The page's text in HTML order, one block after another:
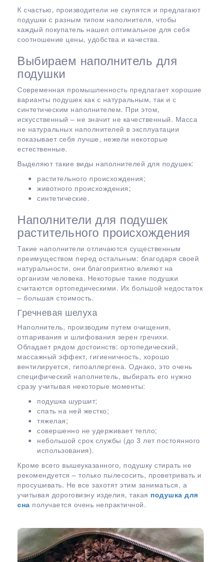
К счастью, производители не скупятся и предлагают
подушки с разным типом наполнителя, чтобы
каждый покупатель нашел оптимальное для себя
соотношение цены, удобства и качества.
Выбираем наполнитель для
подушки
Современная промышленность предлагает хорошие
варианты подушек как с натуральным, так и с
синтетическим наполнителем. При этом,
искусственный – не значит не качественный. Масса
не натуральных наполнителей в эксплуатации
показывает себя лучше, нежели некоторые
естественные.
Выделяют такие виды наполнителей для подушек:
растительного происхождения;
животного происхождения;
синтетические.
Наполнители для подушек
растительного происхождения
Такие наполнители отличаются существенным
преимуществом перед остальным: благодаря своей
натуральности, они благоприятно влияют на
организм человека. Некоторые такие подушки
считаются ортопедическими. Их большой недостаток
– большая стоимость.
Гречневая шелуха
Наполнитель, производим путем очищения,
отпаривания и шлифования зерен гречихи.
Обладает рядом достоинств: ортопедический,
массажный эффект, гигиеничность, хорошо
вентилируется, гипоаллергена. Однако, это очень
специфический наполнитель, выбирать его нужно
сразу учитывая некоторые моменты:
подушка шуршит;
спать на ней жестко;
тяжелая;
совершенно не удерживает тепло;
небольшой срок службы (до 3 лет постоянного
использования).
Кроме всего вышеуказанного, подушку стирать не
рекомендуется – только пылесосить, проветривать и
просушивать. Не все захотят этим заниматься, а
учитывая дороговизну изделия, такая подушка для
сна получается очень непрактичной.